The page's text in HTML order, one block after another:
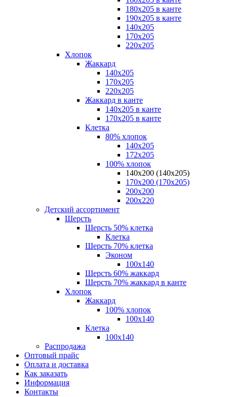
180х205 в канте
190х205 в канте
140х205
170х205
220х205
Хлопок
Жаккард
140x205
170х205
220х205
Жаккард в канте
140х205 в канте
170х205 в канте
Клетка
80% хлопок
140x205
172х205
100% хлопок
140x200 (140х205)
170x200 (170х205)
200х200
200х220
Детский ассортимент
Шерсть
Шерсть 50% клетка
Клетка
Шерсть 70% клетка
Эконом
100x140
Шерсть 60% жаккард
Шерсть 70% жаккард в канте
Хлопок
Жаккард
100% хлопок
100x140
Клетка
100х140
Распродажа
Оптовый прайс
Оплата и доставка
Как заказать
Информация
Контакты